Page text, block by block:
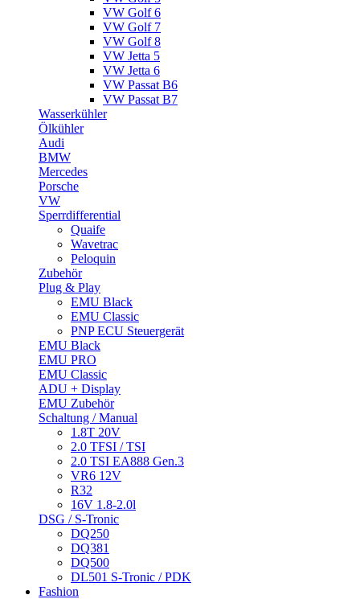
VW Golf 6
VW Golf 7
VW Golf 8
VW Jetta 5
VW Jetta 6
VW Passat B6
VW Passat B7
Wasserkühler
Ölkühler
Audi
BMW
Mercedes
Porsche
VW
Sperrdifferential
Quaife
Wavetrac
Peloquin
Zubehör
Plug & Play
EMU Black
EMU Classic
PNP ECU Steuergerät
EMU Black
EMU PRO
EMU Classic
ADU + Display
EMU Zubehör
Schaltung / Manual
1.8T 20V
2.0 TFSI / TSI
2.0 TSI EA888 Gen.3
VR6 12V
R32
16V 1.8-2.0l
DSG / S-Tronic
DQ250
DQ381
DQ500
DL501 S-Tronic / PDK
Fashion